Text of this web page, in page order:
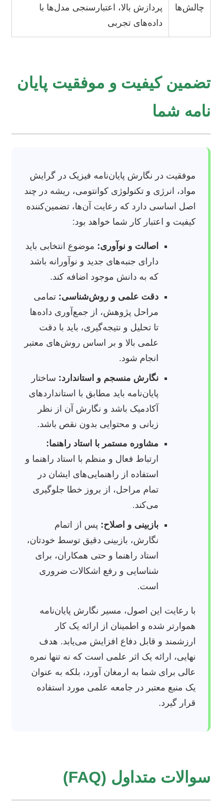
چالش‌ها
پردازش بالا، اعتبارسنجی مدل‌ها با
داده‌های تجربی
تضمین کیفیت و موفقیت پایان
نامه شما
موفقیت در نگارش پایان‌نامه فیزیک در گرایش
مواد، انرژی و تکنولوژی کوانتومی، ریشه در چند
اصل اساسی دارد که رعایت آن‌ها، تضمین‌کننده
کیفیت و اعتبار کار شما خواهد بود:
اصالت و نوآوری: موضوع انتخابی باید
دارای جنبه‌های جدید و نوآورانه باشد
که به دانش موجود اضافه کند.
دقت علمی و روش‌شناسی: تمامی
مراحل پژوهش، از جمع‌آوری داده‌ها
تا تحلیل و نتیجه‌گیری، باید با دقت
علمی بالا و بر اساس روش‌های معتبر
انجام شود.
نگارش منسجم و استاندارد: ساختار
پایان‌نامه باید مطابق با استانداردهای
آکادمیک باشد و نگارش آن از نظر
زبانی و محتوایی بدون نقص باشد.
مشاوره مستمر با استاد راهنما:
ارتباط فعال و منظم با استاد راهنما و
استفاده از راهنمایی‌های ایشان در
تمام مراحل، از بروز خطا جلوگیری
می‌کند.
بازبینی و اصلاح: پس از اتمام
نگارش، بازبینی دقیق توسط خودتان،
استاد راهنما و حتی همکاران، برای
شناسایی و رفع اشکالات ضروری
است.
با رعایت این اصول، مسیر نگارش پایان‌نامه
هموارتر شده و اطمینان از ارائه یک کار
ارزشمند و قابل دفاع افزایش می‌یابد. هدف
نهایی، ارائه یک اثر علمی است که نه تنها نمره
عالی برای شما به ارمغان آورد، بلکه به عنوان
یک منبع معتبر در جامعه علمی مورد استفاده
قرار گیرد.
سوالات متداول (FAQ)